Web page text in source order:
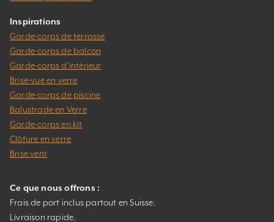
Inspirations
Garde-corps de terrasse
Garde-corps de balcon
Garde-corps d’intérieur
Brise-vue en verre
Garde-corps de piscine
Balustrade en Verre
Garde-corps en kit
Clôture en verre
Brise vent
Ce que nous offrons :
Frais de port inclus partout en Suisse.
Livraison rapide.